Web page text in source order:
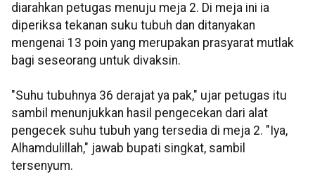
diarahkan petugas menuju meja 2. Di meja ini ia
diperiksa tekanan suku tubuh dan ditanyakan
mengenai 13 poin yang merupakan prasyarat mutlak
bagi seseorang untuk divaksin.
"Suhu tubuhnya 36 derajat ya pak," ujar petugas itu
sambil menunjukkan hasil pengecekan dari alat
pengecek suhu tubuh yang tersedia di meja 2. "Iya,
Alhamdulillah," jawab bupati singkat, sambil
tersenyum.